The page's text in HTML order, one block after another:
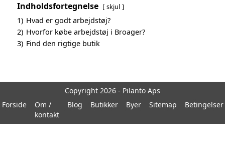
Indholdsfortegnelse skjul
1) Hvad er godt arbejdstøj?
2) Hvorfor købe arbejdstøj i Broager?
3) Find den rigtige butik
Copyright 2026 - Pilanto Aps
Forside
Om /
kontakt
Blog Butikker Byer Sitemap Betingelser